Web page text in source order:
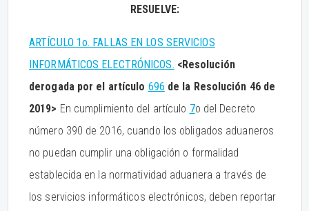
RESUELVE:
ARTÍCULO 1o. FALLAS EN LOS SERVICIOS
INFORMÁTICOS ELECTRÓNICOS. <Resolución
derogada por el artículo 696 de la Resolución 46 de
2019> En cumplimiento del artículo 7o del Decreto
número 390 de 2016, cuando los obligados aduaneros
no puedan cumplir una obligación o formalidad
establecida en la normatividad aduanera a través de
los servicios informáticos electrónicos, deben reportar